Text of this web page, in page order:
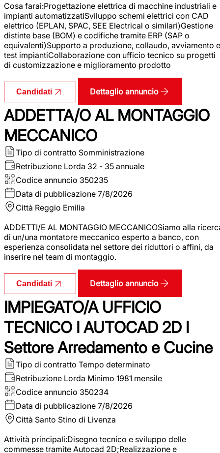
Cosa farai:Progettazione elettrica di macchine industriali e
impianti automatizzatiSviluppo schemi elettrici con CAD
elettrico (EPLAN, SPAC, SEE Electrical o similari)Gestione
distinte base (BOM) e codifiche tramite ERP (SAP o
equivalenti)Supporto a produzione, collaudo, avviamento e
test impiantiCollaborazione con ufficio tecnico su progetti
di customizzazione e miglioramento prodotto
Candidati Dettaglio annuncio
ADDETTA/O AL MONTAGGIO
MECCANICO
Tipo di contratto Somministrazione
Retribuzione Lorda 32 - 35 annuale
Codice annuncio 350235
Data di pubblicazione 7/8/2026
Città Reggio Emilia
ADDETTI/E AL MONTAGGIO MECCANICOSiamo alla
di un/una montatore meccanico esperto a banco, con
esperienza consolidata nel settore dei riduttori o affini, da
inserire nel team di montaggio.
Candidati Dettaglio annuncio
IMPIEGATO/A UFFICIO
TECNICO I AUTOCAD 2D I
Settore Arredamento e Cucine
Tipo di contratto Tempo determinato
Retribuzione Lorda Minimo 1981 mensile
Codice annuncio 350234
Data di pubblicazione 7/8/2026
Città Santo Stino di Livenza
Attività principali:Disegno tecnico e sviluppo delle
commesse tramite Autocad 2D;Realizzazione e